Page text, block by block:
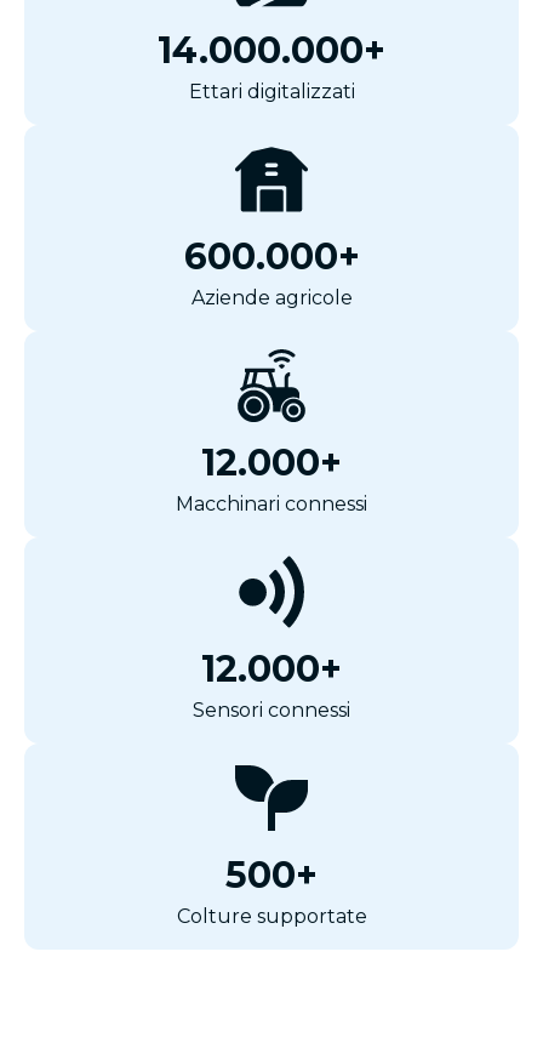
14.000.000+
Ettari digitalizzati
600.000+
Aziende agricole
12.000+
Macchinari connessi
12.000+
Sensori connessi
500+
Colture supportate